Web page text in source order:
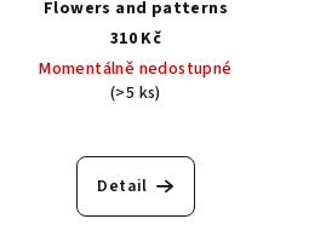
Flowers and patterns
310 Kč
Momentálně nedostupné
(>5 ks)
Detail